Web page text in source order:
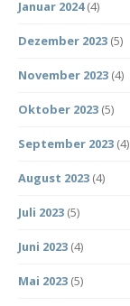
Januar 2024(4)
Dezember 2023 (5)
November 2023 (4)
Oktober 2023 (5)
September 2023 (4)
August 2023 (4)
Juli 2023 (5)
Juni 2023 (4)
Mai 2023 (5)